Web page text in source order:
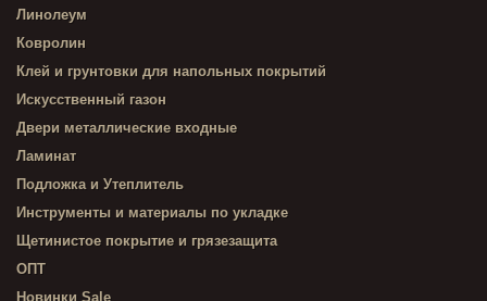
Линолеум
Ковролин
Клей и грунтовки для напольных покрытий
Искусственный газон
Двери металлические входные
Ламинат
Подложка и Утеплитель
Инструменты и материалы по укладке
Щетинистое покрытие и грязезащита
ОПТ
Новинки Sale